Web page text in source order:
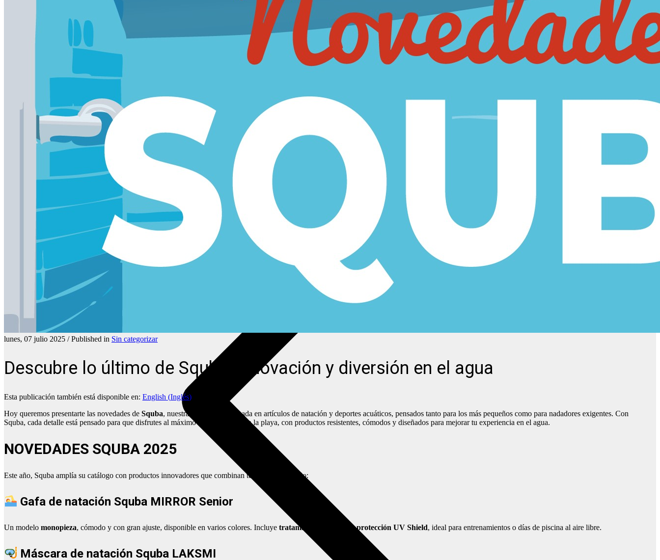
NUEVO CATÁLOGO GENERAL
Descubre nuestro nuevo catálogo general en el que incluimos todo tipo de material y equipamiento deportivo en más de 17.000 referencias, la selección de productos más completa sólo para ti.
Para cualquier duda o consulta que te surja puedes llamarnos al 982 286 100
lunes, 07 julio 2025 /Published in Sin categorizar
Descubre lo último de Squba: Innovación y diversión en el agua
Esta publicación también está disponible en: English (Inglés)
Hoy queremos presentarte las novedades de Squba, nuestra marca especializada en artículos de natación y deportes acuáticos, pensados tanto para los más pequeños como para nadadores exigentes. Con
Squba, cada detalle está pensado para que disfrutes al máximo en la piscina o en la playa, con productos resistentes, cómodos y diseñados para mejorar tu experiencia en el agua.
NOVEDADES SQUBA 2025
Este año, Squba amplía su catálogo con productos innovadores que combinan tecnología y diseño:
Gafa de natación Squba MIRROR Senior
Un modelo monopieza, cómodo y con gran ajuste, disponible en varios colores. Incluye tratamiento antivaho yprotección UV Shield, ideal para entrenamientos o días de piscina al aire libre.
Máscara de natación Squba LAKSMI